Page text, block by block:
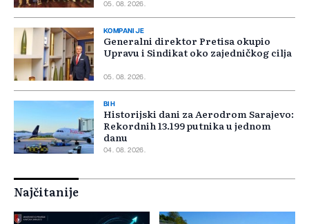
05. 08. 2026.
KOMPANIJE
Generalni direktor Pretisa okupio
Upravu i Sindikat oko zajedničkog cilja
05. 08. 2026.
BIH
Historijski dani za Aerodrom Sarajevo:
Rekordnih 13.199 putnika u jednom
danu
04. 08. 2026.
Najčitanije